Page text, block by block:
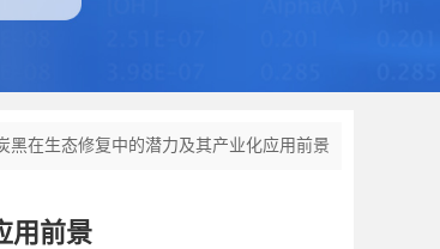
黑在生态修复中的潜力及其产业化应用前景
用前景